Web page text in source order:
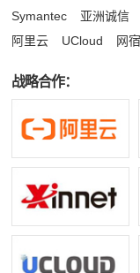
Symantec
亚洲诚信
阿里云
UCloud 网
战略合作：